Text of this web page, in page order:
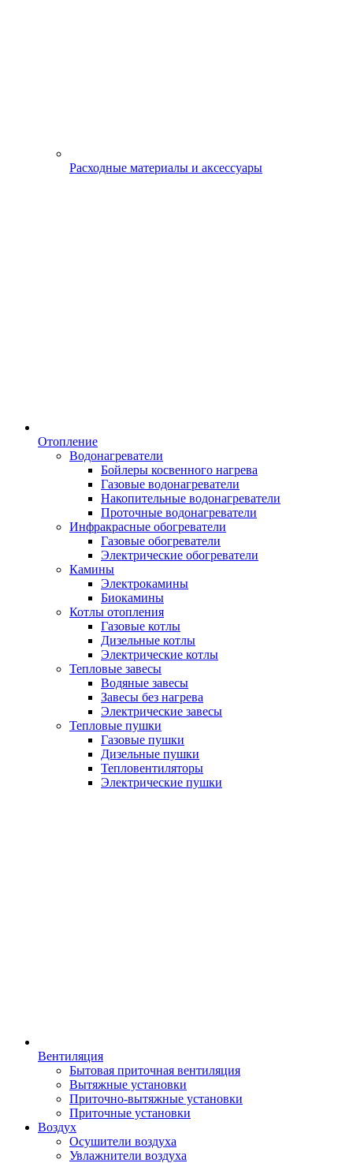
Расходные материалы и аксессуары
Отопление
Водонагреватели
Бойлеры косвенного нагрева
Газовые водонагреватели
Накопительные водонагреватели
Проточные водонагреватели
Инфракрасные обогреватели
Газовые обогреватели
Электрические обогреватели
Камины
Электрокамины
Биокамины
Котлы отопления
Газовые котлы
Дизельные котлы
Электрические котлы
Тепловые завесы
Водяные завесы
Завесы без нагрева
Электрические завесы
Тепловые пушки
Газовые пушки
Дизельные пушки
Тепловентиляторы
Электрические пушки
Вентиляция
Бытовая приточная вентиляция
Вытяжные установки
Приточно-вытяжные установки
Приточные установки
Воздух
Осушители воздуха
Увлажнители воздуха